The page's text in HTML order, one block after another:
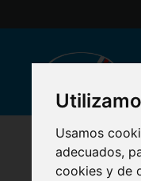
Usamos
adecuados,
cookies y de
al
RADIOTRANSMISORES
HOGAR INTELIGENTE